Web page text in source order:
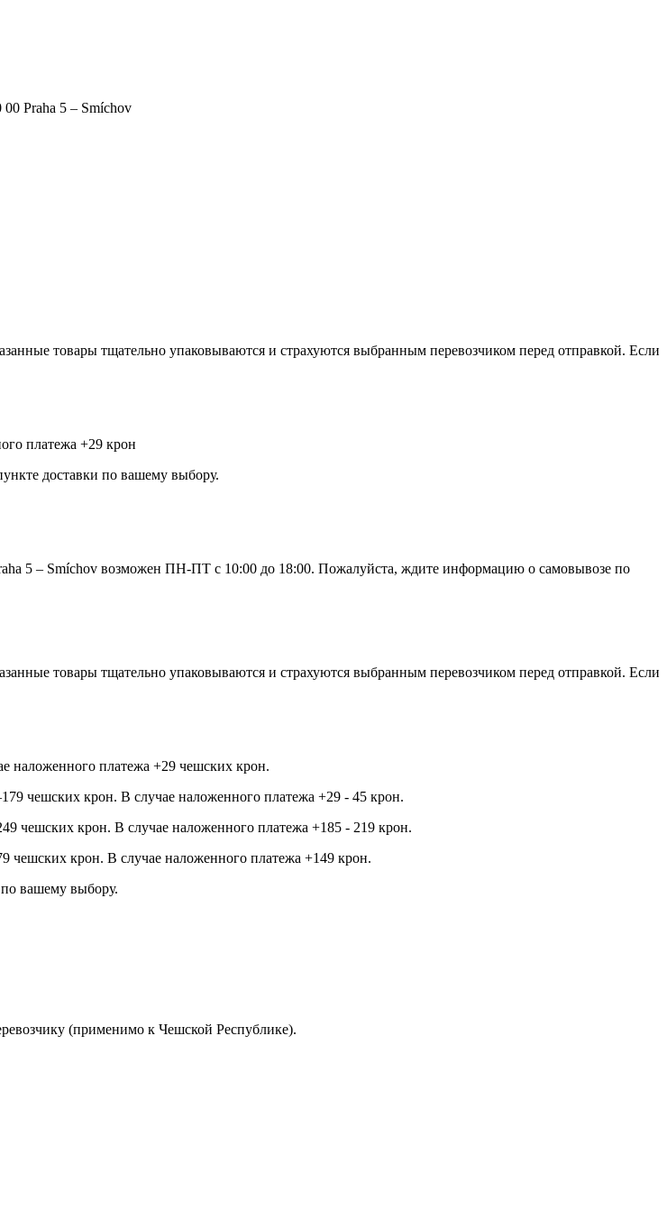
Praha 5 – Smíchov
товары тщательно упаковываются и страхуются выбранным перевозчиком перед отправкой. Если
платежа +29 крон
доставки по вашему выбору.
5 – Smíchov возможен ПН-ПТ с 10:00 до 18:00. Пожалуйста, ждите информацию о самовывозе по
товары тщательно упаковываются и страхуются выбранным перевозчиком перед отправкой. Если
наложенного платежа +29 чешских крон.
чешских крон. В случае наложенного платежа +29 - 45 крон.
чешских крон. В случае наложенного платежа +185 - 219 крон.
чешских крон. В случае наложенного платежа +149 крон.
по вашему выбору.
(применимо к Чешской Республике).